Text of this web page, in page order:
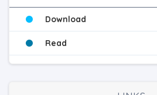
Download
Read